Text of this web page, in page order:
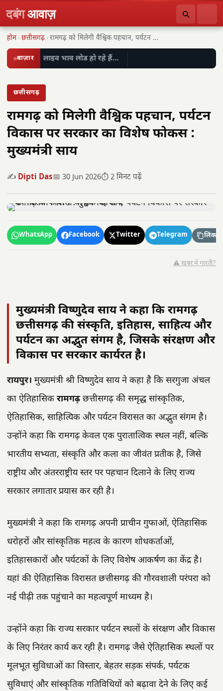
दबंगआवाज़
होम ›छत्तीसगढ़ › रामगढ़ को मिलेगी वैश्विक पहचान, पर्यटन विकास पर…
बाज़ार लाइव भाव लोड हो रहे हैं…
छत्तीसगढ़
रामगढ़ को मिलेगी वैश्विक पहचान, पर्यटन
विकास पर सरकार का विशेष फोकस :
मुख्यमंत्री साय
✍️ Dipti Das📅 30 Jun 2026⏱️ 2 मिनट पढ़ें
WhatsApp Facebook Twitter Telegram लिंक
⚠️ खबर में गलती?
मुख्यमंत्री विष्णुदेव साय ने कहा कि रामगढ़
छत्तीसगढ़ की संस्कृति, इतिहास, साहित्य और
पर्यटन का अद्भुत संगम है, जिसके संरक्षण और
विकास पर सरकार कार्यरत है।
रायपुर। मुख्यमंत्री श्री विष्णुदेव साय ने कहा है कि सरगुजा अंचल
का ऐतिहासिक रामगढ़ छत्तीसगढ़ की समृद्ध सांस्कृतिक,
ऐतिहासिक, साहित्यिक और पर्यटन विरासत का अद्भुत संगम है।
उन्होंने कहा कि रामगढ़ केवल एक पुरातात्विक स्थल नहीं, बल्कि
भारतीय सभ्यता, संस्कृति और कला का जीवंत प्रतीक है, जिसे
राष्ट्रीय और अंतरराष्ट्रीय स्तर पर पहचान दिलाने के लिए राज्य
सरकार लगातार प्रयास कर रही है।
मुख्यमंत्री ने कहा कि रामगढ़ अपनी प्राचीन गुफाओं, ऐतिहासिक
धरोहरों और सांस्कृतिक महत्व के कारण शोधकर्ताओं,
इतिहासकारों और पर्यटकों के लिए विशेष आकर्षण का केंद्र है।
यहां की ऐतिहासिक विरासत छत्तीसगढ़ की गौरवशाली परंपरा को
नई पीढ़ी तक पहुंचाने का महत्वपूर्ण माध्यम है।
उन्होंने कहा कि राज्य सरकार पर्यटन स्थलों के संरक्षण और विकास
के लिए निरंतर कार्य कर रही है। रामगढ़ जैसे ऐतिहासिक स्थलों पर
मूलभूत सुविधाओं का विस्तार, बेहतर सड़क संपर्क, पर्यटक
सुविधाएं और सांस्कृतिक गतिविधियों को बढ़ावा देने के लिए कई